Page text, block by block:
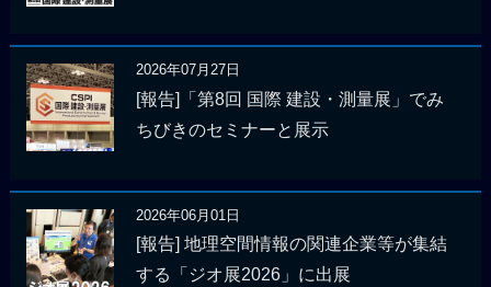
2026年07月27日
[報告]「第8回 国際 建設・測量展」でみ
ちびきのセミナーと展示
2026年06月01日
[報告] 地理空間情報の関連企業等が集結
する「ジオ展2026」に出展